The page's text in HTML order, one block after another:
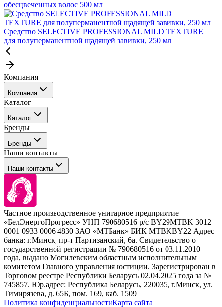
обесцвеченных волос 500 мл
Средство SELECTIVE PROFESSIONAL MILD TEXTURE
для полуперманентной щадящей завивки, 250 мл
Компания
Компания
События
Покупателю
Каталог
Каталог
Профессиональные средства для окрашивания волос
Сервисные средства
Уход
Стайлинг
Брови и ресницы
Барберинг
Наборы
Расходные материалы
Бренды
Бренды
Tefia
Concept
Kezy
Barex
Sim Sensitive
Kebren
Selective Professional
White Line
Наши контакты
Наши контакты
+ 375 44 7233514
+ 375 29 1649505
info@krasabel.by
Офис: г. Минск, ул. Тимирязева 65Б, офис 1509
Склад: г. Минск, ул. Домбровская, 15
Частное производственное унитарное предприятие
«БелЭнергоПрогресс» УНП 790680516 р/с BY29MTBK 3012
0001 0933 0006 4830 ЗАО «МТБанк» БИК MTBKBY22 Адрес
банка: г.Минск, пр-т Партизанский, 6а. Свидетельство о
государственной регистрации № 790680516 от 03.11.2010
года, выдано Могилевским областным исполнительным
комитетом Главного управления юстиции. Зарегистрирован в
Торговом реестре Республики Беларусь 02.04.2025 года за №
745857. Юр.адрес: Республика Беларусь, 220035, г.Минск, ул.
Тимирязева, д. 65Б, пом. 169, каб. 1509
Политика конфиденциальностиКарта сайта